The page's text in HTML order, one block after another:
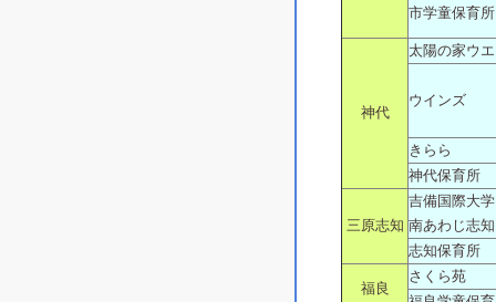
市学童保育所
神代
太陽の家ウ
ウインズ
きらら
神代保育所
三原志知
吉備国際大学
南あわじ志
志知保育所
福良
さくら苑